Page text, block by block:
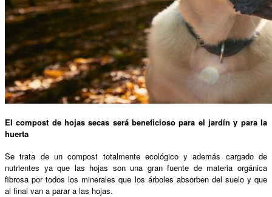
El compost de hojas secas será beneficioso para el jardín y para la
huerta
Se trata de un compost totalmente ecológico y además cargado de
nutrientes ya que las hojas son una gran fuente de materia orgánica
fibrosa por todos los minerales que los árboles absorben del suelo y que
al final van a parar a las hojas.